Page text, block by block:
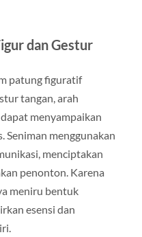
dan Gestur
patung figuratif
tangan, arah
menyampaikan
Seniman menggunakan
menciptakan
penonton. Karena
meniru bentuk
esensi dan